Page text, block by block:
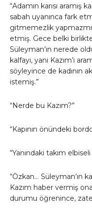
“Adamın karısı aramış
sabah uyanınca fark
gitmemezlik
etmiş. Gece belki
Süleyman’ın nerede
kalfayı, yani Kazım’ı
söyleyince de kadının
istemiş.”
“Nerde bu Kazım?”
“Kapının önündeki
“Yanındaki takım
“Özkan… Süleyman’ın
Kazım haber vermiş
durumu öğrenince,